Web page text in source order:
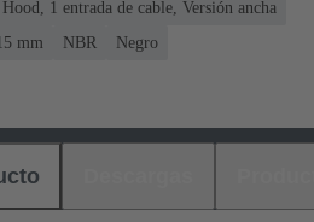
1 entrada de cable, Versión ancha
mm
NBR Negro